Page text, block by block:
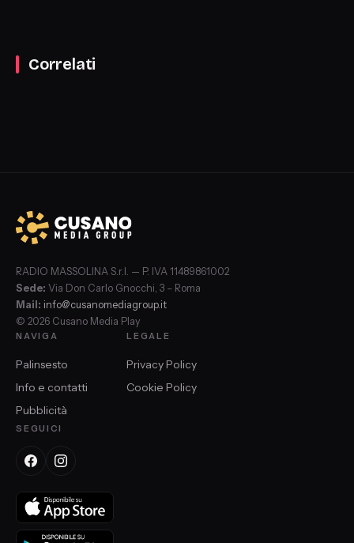
Correlati
RADIO MASSOLINA S.r.l. — P. IVA 11489861002
Sede: Via Don Carlo Gnocchi, 3 – Roma
Mail: info@cusanomediagroup.it
© 2026 Cusano Media Play
NAVIGA
Palinsesto
Info e contatti
Pubblicità
LEGALE
Privacy Policy
Cookie Policy
SEGUICI